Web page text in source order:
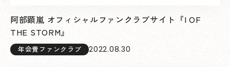
阿部顕嵐 オフィシャルファンクラブサイト『I OF
THE STORM』
年会費ファンクラブ 2022.08.30